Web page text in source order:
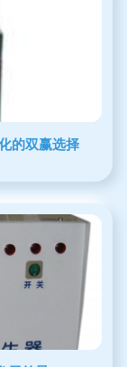
的双赢选择